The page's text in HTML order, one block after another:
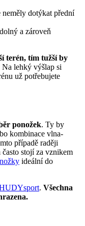
neměly dotýkat přední
a zároveň
terén, tím tužší by
Na lehký výšlap si
už potřebujete
ponožek. Ty by
kombinace vlna-
případě raději
stojí za vznikem
ideální do
. Všechna